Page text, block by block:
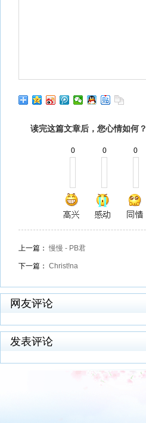
读完这篇文章后，您心情如何？
0 0 0
上一篇： 慢慢 - PB君
下一篇： Christ!na
网友评论
发表评论